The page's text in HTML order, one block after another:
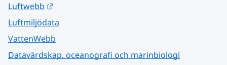
Luftwebb
Luftmiljödata
VattenWebb
Datavärdskap, oceanografi och marinbiologi